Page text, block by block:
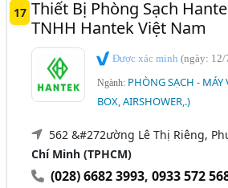
17 Thiết Bị Phòng Sạch
TNHH Hantek Việt Nam
Được xác minh(ngày:
Ngành: PHÒNG SẠCH - MÁY
BOX, AIRSHOWER,.)
562 &#272ường Lê Thị Riêng,
Chí Minh (TPHCM)
(028) 6682 3993,0933 572